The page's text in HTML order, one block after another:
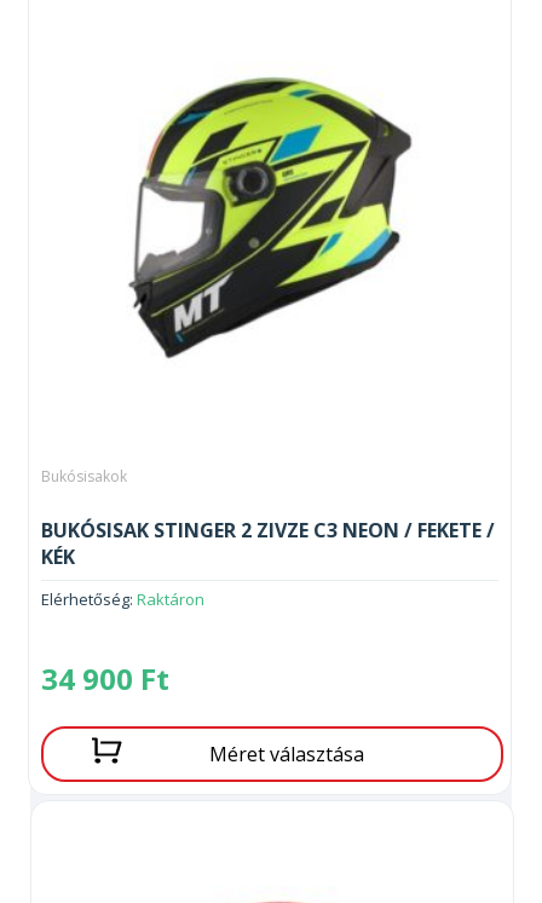
Bukósisakok
BUKÓSISAK STINGER 2 ZIVZE C3 NEON / FEKETE /
KÉK
Elérhetőség: Raktáron
34 900 Ft
Méret választása